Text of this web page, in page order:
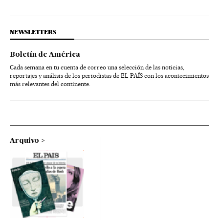
NEWSLETTERS
Boletín de América
Cada semana en tu cuenta de correo una selección de las noticias,
reportajes y análisis de los periodistas de EL PAÍS con los acontecimientos
más relevantes del continente.
Arquivo